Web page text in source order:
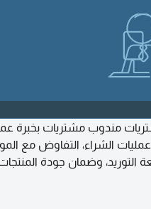
مندوب مشتريات بخبرة
عمليات الشراء، التفاوض مع
التوريد، وضمان جودة